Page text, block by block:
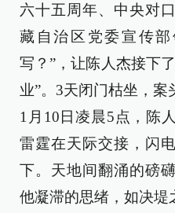
六十五周年、中央对
藏自治区党委宣传
写？”，让陈人杰接下
业”。3天闭门枯坐，案
1月10日凌晨5点，陈
雷霆在天际交接，闪
下。天地间翻涌的磅
他凝滞的思绪，如决